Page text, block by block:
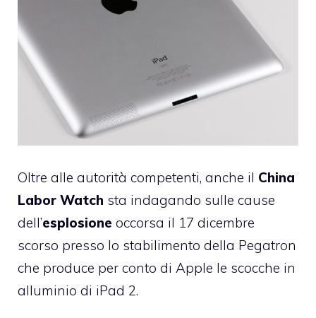
Oltre alle autorità competenti, anche il China
Labor Watch sta indagando sulle cause
dell’esplosione occorsa il 17 dicembre
scorso presso lo stabilimento della Pegatron
che produce per conto di Apple le scocche in
alluminio di iPad 2.